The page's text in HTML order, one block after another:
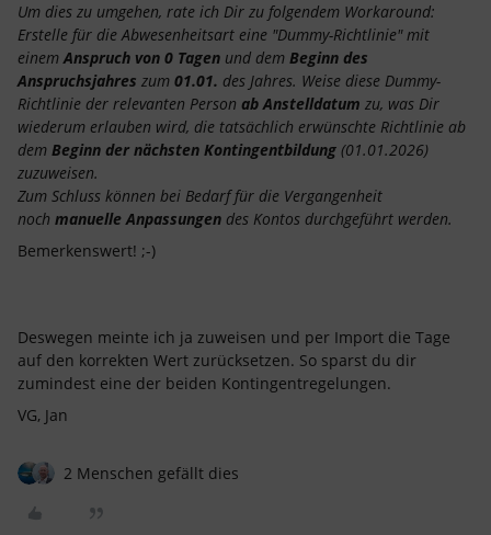
Um dies zu umgehen, rate ich Dir zu folgendem Workaround:
Erstelle für die Abwesenheitsart eine "Dummy-Richtlinie" mit
einemAnspruch von 0 Tagen und dem Beginn des
Anspruchsjahres zum 01.01. des Jahres. Weise diese Dummy-
Richtlinie der relevanten Person ab Anstelldatum zu, was Dir
wiederum erlauben wird, die tatsächlich erwünschte Richtlinie ab
dem Beginn der nächsten Kontingentbildung (01.01.2026)
zuzuweisen.
Zum Schluss können bei Bedarf für die Vergangenheit
noch manuelle Anpassungen des Kontos durchgeführt werden.
Bemerkenswert! ;-)
Deswegen meinte ich ja zuweisen und per Import die Tage
auf den korrekten Wert zurücksetzen. So sparst du dir
zumindest eine der beiden Kontingentregelungen.
VG, Jan
2 Menschen gefällt dies